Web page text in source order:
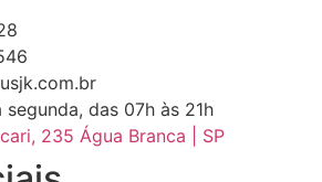
segunda, das 07h às 21h
235 Água Branca | SP